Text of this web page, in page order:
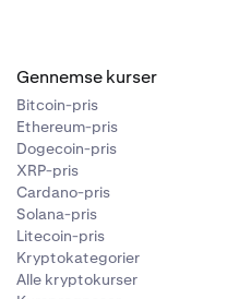
Gennemse kurser
Bitcoin-pris
Ethereum-pris
Dogecoin-pris
XRP-pris
Cardano-pris
Solana-pris
Litecoin-pris
Kryptokategorier
Alle kryptokurser